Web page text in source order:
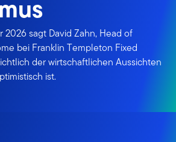
2026 sagt David Zahn, Head of
bei Franklin Templeton Fixed
der wirtschaftlichen Aussichten
ist.